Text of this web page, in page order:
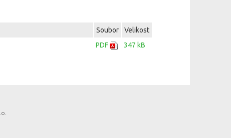
Soubor
Velikost
PDF 347 kB